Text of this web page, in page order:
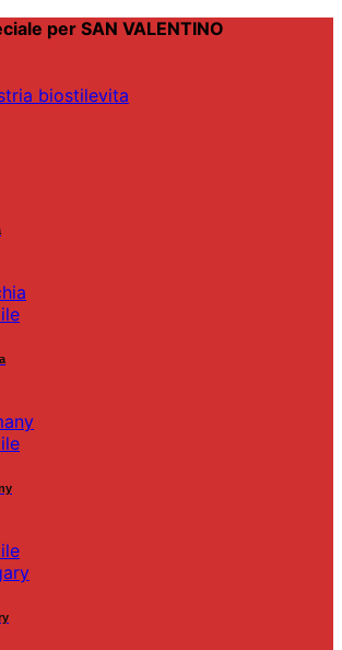
per SAN VALENTINO